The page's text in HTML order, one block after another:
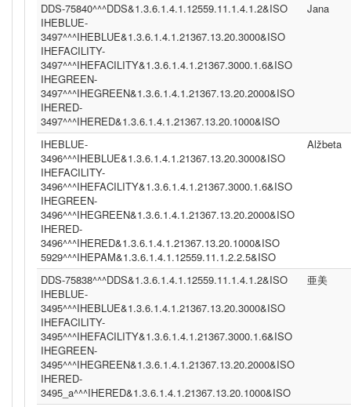
DDS-75840^^^DDS&1.3.6.1.4.1.12559.11.1.4.1.2&ISO
IHEBLUE-
3497^^^IHEBLUE&1.3.6.1.4.1.21367.13.20.3000&ISO
IHEFACILITY-
3497^^^IHEFACILITY&1.3.6.1.4.1.21367.3000.1.6&ISO
IHEGREEN-
3497^^^IHEGREEN&1.3.6.1.4.1.21367.13.20.2000&ISO
IHERED-
3497^^^IHERED&1.3.6.1.4.1.21367.13.20.1000&ISO
Jana
IHEBLUE-
3496^^^IHEBLUE&1.3.6.1.4.1.21367.13.20.3000&ISO
IHEFACILITY-
3496^^^IHEFACILITY&1.3.6.1.4.1.21367.3000.1.6&ISO
IHEGREEN-
3496^^^IHEGREEN&1.3.6.1.4.1.21367.13.20.2000&ISO
IHERED-
3496^^^IHERED&1.3.6.1.4.1.21367.13.20.1000&ISO
5929^^^IHEPAM&1.3.6.1.4.1.12559.11.1.2.2.5&ISO
Alžbeta
DDS-75838^^^DDS&1.3.6.1.4.1.12559.11.1.4.1.2&ISO
IHEBLUE-
3495^^^IHEBLUE&1.3.6.1.4.1.21367.13.20.3000&ISO
IHEFACILITY-
3495^^^IHEFACILITY&1.3.6.1.4.1.21367.3000.1.6&ISO
IHEGREEN-
3495^^^IHEGREEN&1.3.6.1.4.1.21367.13.20.2000&ISO
IHERED-
3495_a^^^IHERED&1.3.6.1.4.1.21367.13.20.1000&ISO
亜美